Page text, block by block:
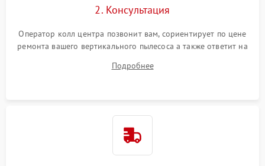
2. Консультация
Оператор колл центра позвонит вам, сориентирует по цене
ремонта вашего вертикального пылесоса а также ответит на
Подробнее